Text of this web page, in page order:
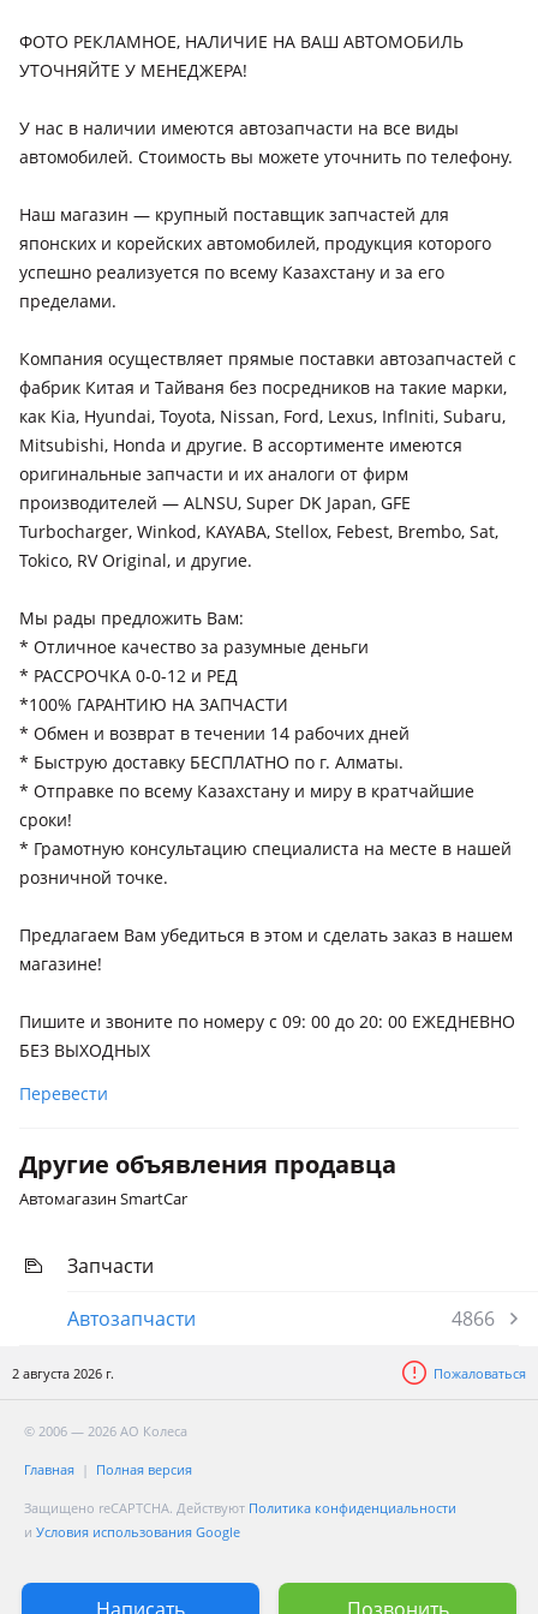
1998 - 2005 XE10
Toyota Aristo
(S160), 2000 - 2004 1 поколение (S160) рестайлинг, 1994 -
1997 1 поколение рестайлинг
1994 - 1997 XX10, 1997 - 1999 XX10 рестайлинг (X15), 2004 -
2007 XX30, 2012 - 2018 XX40, 2018 - н.в. XX50, 2000 - 2003
XX20, 2003 - 2004 XX20 рестайлинг (X25), 2007 - 2010 XX30
рестайлинг (X35), 2010 - 2012 XX30 [2-й рестайлинг]
Toyota Avensis
1997 - 2000 1 поколение (T22), 2000 - 2003 1 поколение
рестайлинг (T22), 2002 - 2006 2 поколение (T25), 2009 - 2011
3 поколение (T27), 2011 - 2015 3 поколение рестайлинг
(T27), 2015 - 2018 3 поколение [2-й рестайлинг] (T27), 2006 -
2009 2 поколение рестайлинг (T25)
Toyota Caldina
1992 - 1996 1 поколение (T19/T21), 2000 - 2002 2 поколение
рестайлинг (T19/T21), 2002 - 2004 3 поколение (T24), 1997 -
рестайлинг (T24)
2020 - н.в. XV70 рестайлинг (V75), 2014 - 2018 XV50
рестайлинг (V55), 2011 - 2014 XV50, 1986 - 1991 V20, 1990 -
1994 V30, 1991 - 1996 XV10, 1994 - 1998 V40, 1996 - 2000 XV20,
1999 - 2001 XV20 рестайлинг (V25), 2001 - 2004 XV30, 1982 -
1986 V10, 2004 - 2006 XV30 рестайлинг (V35), 2006 - 2009
XV40, 2009 - 2011 XV40 рестайлинг (V45), 2017 - 2021 XV70,
2023 - н.в. XV80
1981 - 1988 A60, 1984 - 1986 T150, 1988 - 1992 T170, 1992 -
1996 T190, 1996 - 2001 T210
1992 - 1998 T190
ФОТО РЕКЛАМНОЕ, НАЛИЧИЕ НА ВАШ АВТОМОБИЛЬ
УТОЧНЯЙТЕ У МЕНЕДЖЕРА!
У нас в наличии имеются автозапчасти на все виды
автомобилей. Стоимость вы можете уточнить по телефону.
Наш магазин — крупный поставщик запчастей для
японских и корейских автомобилей, продукция которого
успешно реализуется по всему Казахстану и за его
пределами.
Компания осуществляет прямые поставки автозапчастей с
фабрик Китая и Тайваня без посредников на такие марки,
как Kia, Hyundai, Toyota, Nissan, Ford, Lexus, InfIniti, Subaru,
Mitsubishi, Honda и другие. В ассортименте имеются
оригинальные запчасти и их аналоги от фирм
производителей — ALNSU, Super DK Japan, GFE
Turbocharger, Winkod, KAYABA, Stellox, Febest, Brembo, Sat,
Tokico, RV Original, и другие.
Мы рады предложить Вам:
* Отличное качество за разумные деньги
* РАССРОЧКА 0-0-12 и РЕД
*100% ГАРАНТИЮ НА ЗАПЧАСТИ
* Обмен и возврат в течении 14 рабочих дней
* Быструю доставку БЕСПЛАТНО по г. Алматы.
* Отправкe по всему Казахстану и миру в кратчайшие
сроки!
* Грамотную консультацию специалиста на месте в нашей
розничной точке.
Предлагаем Вам убедиться в этом и сделать заказ в нашем
магазине!
Пишите и звоните по номеру с 09: 00 до 20: 00 ЕЖЕДНЕВНО
БЕЗ ВЫХОДНЫХ
Перевести
Другие объявления продавца
Автомагазин SmartCar
Запчасти
Автозапчасти
4866
2 августа 2026 г. Пожаловаться
© 2006 — 2026 АО Колеса
Главная Полная версия
Защищено reCAPTCHA. Действуют Политика конфиденциальности
и Условия использования Google